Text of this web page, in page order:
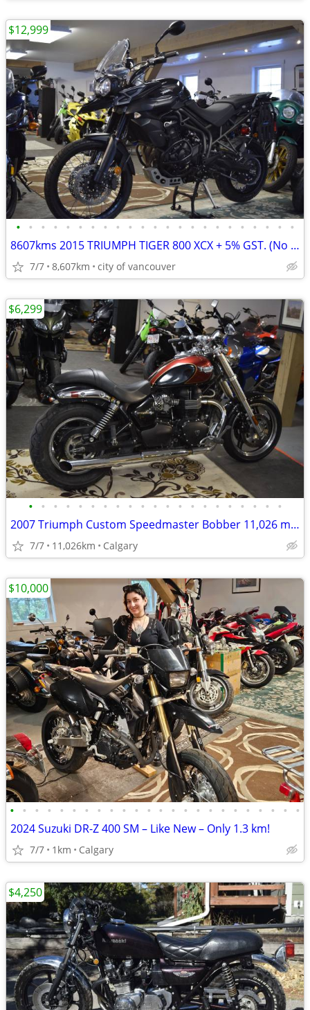
• • • • • • • • • • • • • • • • • • • • • • •
8607kms 2015 TRIUMPH TIGER 800 XCX + 5% GST. (No endless fees)
7/7 8,607km city of vancouver
$12,999
• • • • • • • • • • • • • • • • • • • • •
2007 Triumph Custom Speedmaster Bobber 11,026 miles
7/7 11,026km Calgary
$6,299
• • • • • • • • • • • • • • • • • • • • • • • •
2024 Suzuki DR-Z 400 SM – Like New – Only 1.3 km!
7/7 1km Calgary
$10,000
$4,250